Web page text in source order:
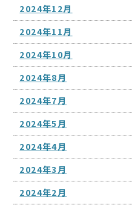
2024年12月
2024年11月
2024年10月
2024年8月
2024年7月
2024年5月
2024年4月
2024年3月
2024年2月